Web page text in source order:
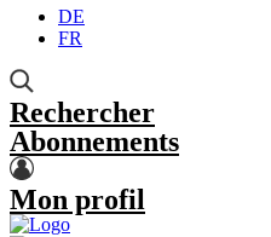
DE
FR
Rechercher
Abonnements
Mon profil